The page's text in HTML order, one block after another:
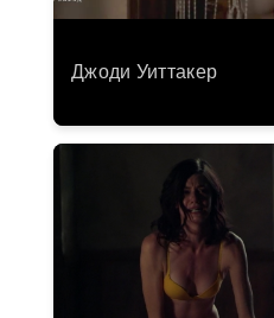
Джоди Уиттакер